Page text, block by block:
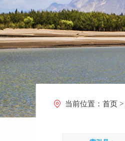
当前位置： 首页 >